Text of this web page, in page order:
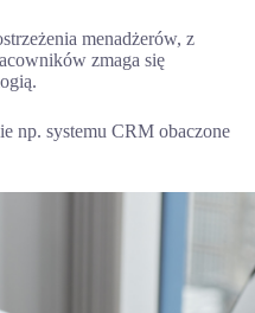
menadżerów, z
zmaga się
np. systemu CRM obaczone